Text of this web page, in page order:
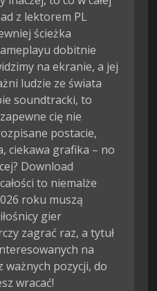
z lektorem PL
ścieżka
dobitnie
na ekranie, a jej
ludzie ze świata
soundtracki, to
cię nie
postacie,
ciekawa grafika – no
Download
to niemalże
roku muszą
gier
zagrać raz, a tytuł
na
ważnych pozycji, do
wracać!